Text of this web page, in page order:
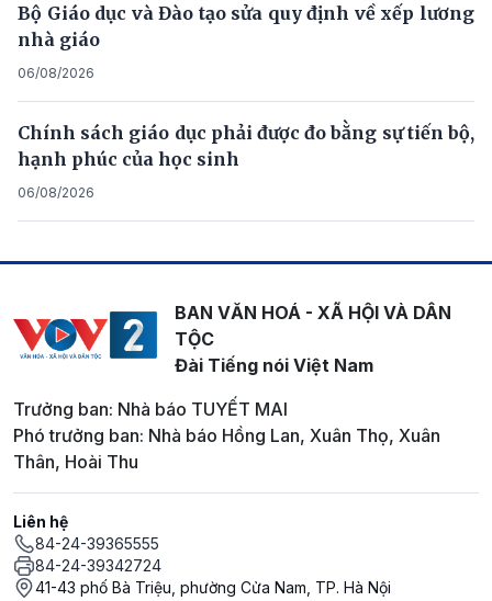
Bộ Giáo dục và Đào tạo sửa quy định về xếp lương
nhà giáo
06/08/2026
Chính sách giáo dục phải được đo bằng sự tiến bộ,
hạnh phúc của học sinh
06/08/2026
BAN VĂN HOÁ - XÃ HỘI VÀ DÂN
TỘC
Đài Tiếng nói Việt Nam
Trưởng ban: Nhà báo TUYẾT MAI
Phó trưởng ban: Nhà báo Hồng Lan, Xuân Thọ, Xuân
Thân, Hoài Thu
Liên hệ
84-24-39365555
84-24-39342724
41-43 phố Bà Triệu, phường Cửa Nam, TP. Hà Nội